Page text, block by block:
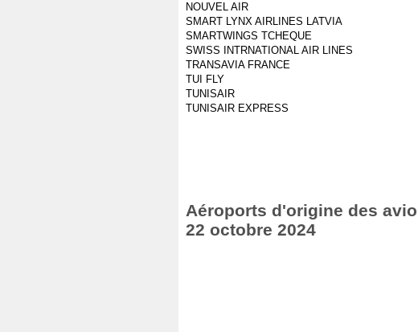
NOUVEL AIR
SMART LYNX AIRLINES LATVIA
SMARTWINGS TCHEQUE
SWISS INTRNATIONAL AIR LINES
TRANSAVIA FRANCE
TUI FLY
TUNISAIR
TUNISAIR EXPRESS
Aéroports d'origine des
22 octobre 2024